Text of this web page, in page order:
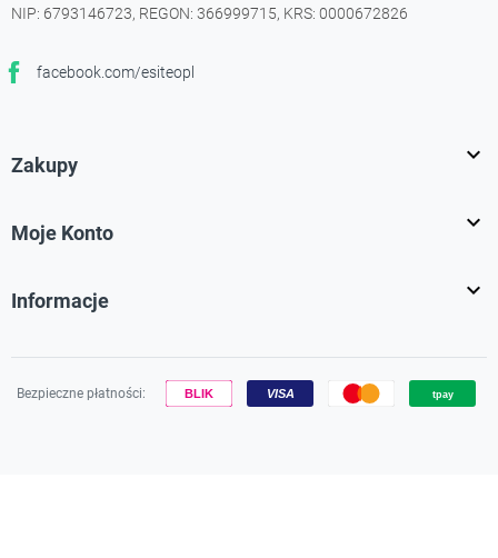
NIP: 6793146723, REGON: 366999715, KRS: 0000672826
facebook.com/esiteopl
Facebook
Zakupy 
Moje Konto 
Informacje 
Bezpieczne płatności: